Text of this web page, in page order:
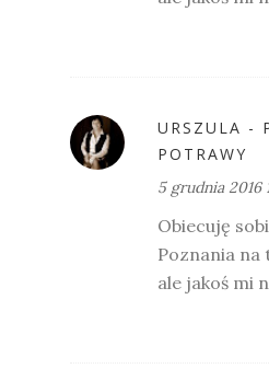
URSZULA -
POTRAWY
5 grudnia 2016
Obiecuję
Poznania na
ale jakoś mi